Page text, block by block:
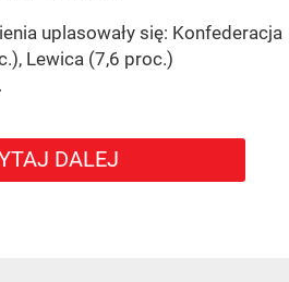
uplasowały się: Konfederacja
Lewica (7,6 proc.)
DALEJ